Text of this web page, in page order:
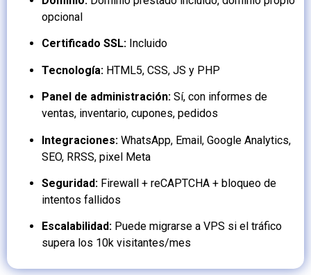
opcional
Certificado SSL: Incluido
Tecnología: HTML5, CSS, JS y PHP
Panel de administración: Sí, con informes de
ventas, inventario, cupones, pedidos
Integraciones: WhatsApp, Email, Google Analytics,
SEO, RRSS, pixel Meta
Seguridad: Firewall + reCAPTCHA + bloqueo de
intentos fallidos
Escalabilidad: Puede migrarse a VPS si el tráfico
supera los 10k visitantes/mes